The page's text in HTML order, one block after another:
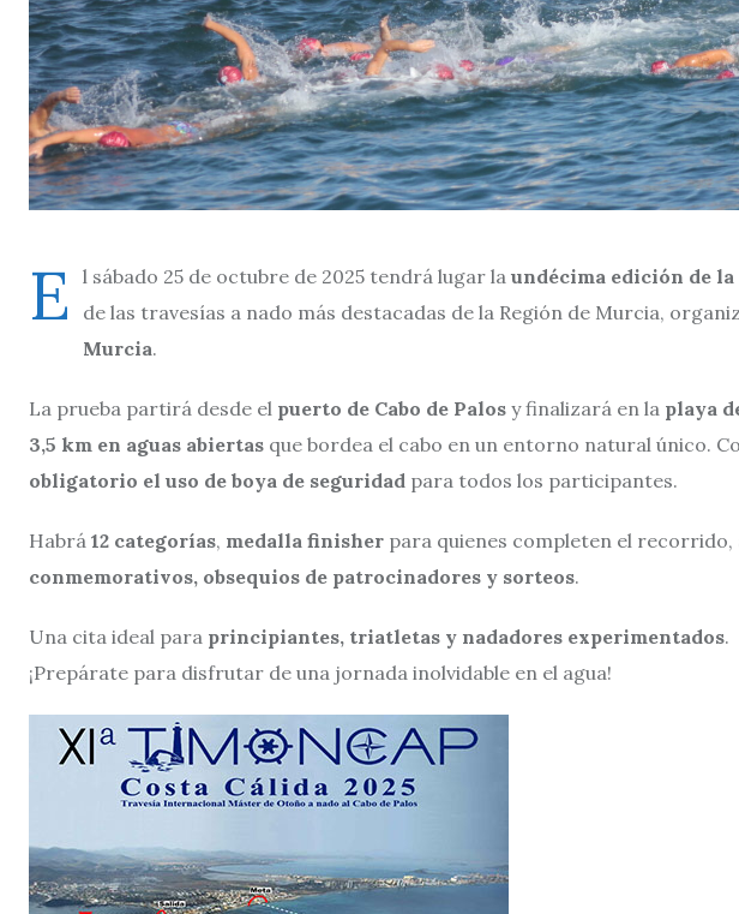
E l sábado 25 de octubre de 2025 tendrá lugar la undécima edición de la
de las travesías a nado más destacadas de la Región de Murcia,
Murcia.
La prueba partirá desde el puerto de Cabo de Palos y finalizará en la playa
3,5 km en aguas abiertas que bordea el cabo en un entorno natural único.
obligatorio el uso de boya de seguridad para todos los participantes.
Habrá 12 categorías, medalla finisher para quienes completen el recorrido,
conmemorativos, obsequios de patrocinadores y sorteos.
Una cita ideal para principiantes, triatletas y nadadores experimentados.
¡Prepárate para disfrutar de una jornada inolvidable en el agua!